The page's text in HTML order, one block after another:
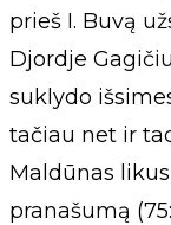
prieš I. Buvą
Djordje
suklydo
tačiau net ir
Maldūnas
pranašumą